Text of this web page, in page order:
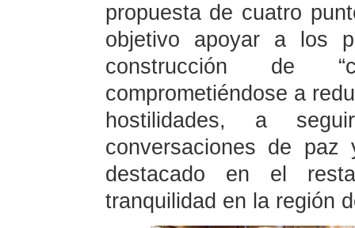
propuesta de cuatro
objetivo apoyar a los
construcción de
comprometiéndose a
hostilidades, a
conversaciones de
destacado en el
tranquilidad en la región